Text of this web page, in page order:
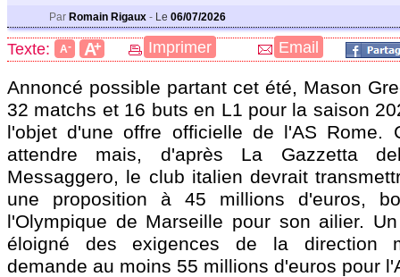
Par Romain Rigaux - Le 06/07/2026
Texte: A- A+ Imprimer Email
Annoncé possible partant cet été, Mason
32 matchs et 16 buts en L1 pour la saison
l'objet d'une offre officielle de l'AS Rome.
attendre mais, d'après La Gazzetta
Messaggero, le club italien devrait
une proposition à 45 millions d'euros,
l'Olympique de Marseille pour son ailier.
éloigné des exigences de la direction
demande au moins 55 millions d'euros pour